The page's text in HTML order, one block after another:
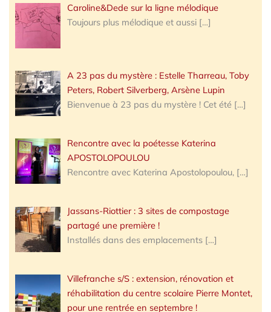
Caroline&Dede sur la ligne mélodique
Toujours plus mélodique et aussi […]
A 23 pas du mystère : Estelle Tharreau, Toby
Peters, Robert Silverberg, Arsène Lupin
Bienvenue à 23 pas du mystère ! Cet été […]
Rencontre avec la poétesse Katerina
APOSTOLOPOULOU
Rencontre avec Katerina Apostolopoulou, […]
Jassans-Riottier : 3 sites de compostage
partagé une première !
Installés dans des emplacements […]
Villefranche s/S : extension, rénovation et
réhabilitation du centre scolaire Pierre Montet,
pour une rentrée en septembre !